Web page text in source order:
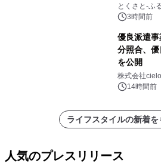
とくさと-ふ
3時間前
優良派遣
分照合、
を公開
株式会社
14時間前
ライフスタイルの新着を
人気のプレスリリース